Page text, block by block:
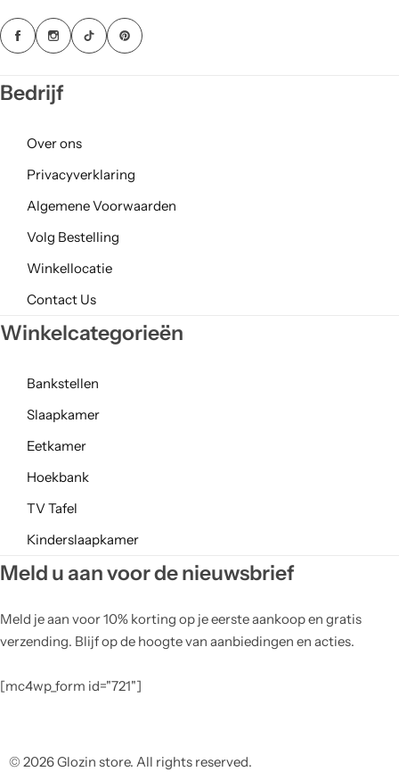
Bedrijf
Over ons
Privacyverklaring
Algemene Voorwaarden
Volg Bestelling
Winkellocatie
Contact Us
Winkelcategorieën
Bankstellen
Slaapkamer
Eetkamer
Hoekbank
TV Tafel
Kinderslaapkamer
Meld u aan voor de nieuwsbrief
Meld je aan voor 10% korting op je eerste aankoop en gratis
verzending. Blijf op de hoogte van aanbiedingen en acties.
[mc4wp_form id="721"]
© 2026 Glozin store. All rights reserved.